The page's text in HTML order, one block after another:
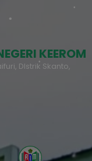
KEEROM
DIstrik Skanto,